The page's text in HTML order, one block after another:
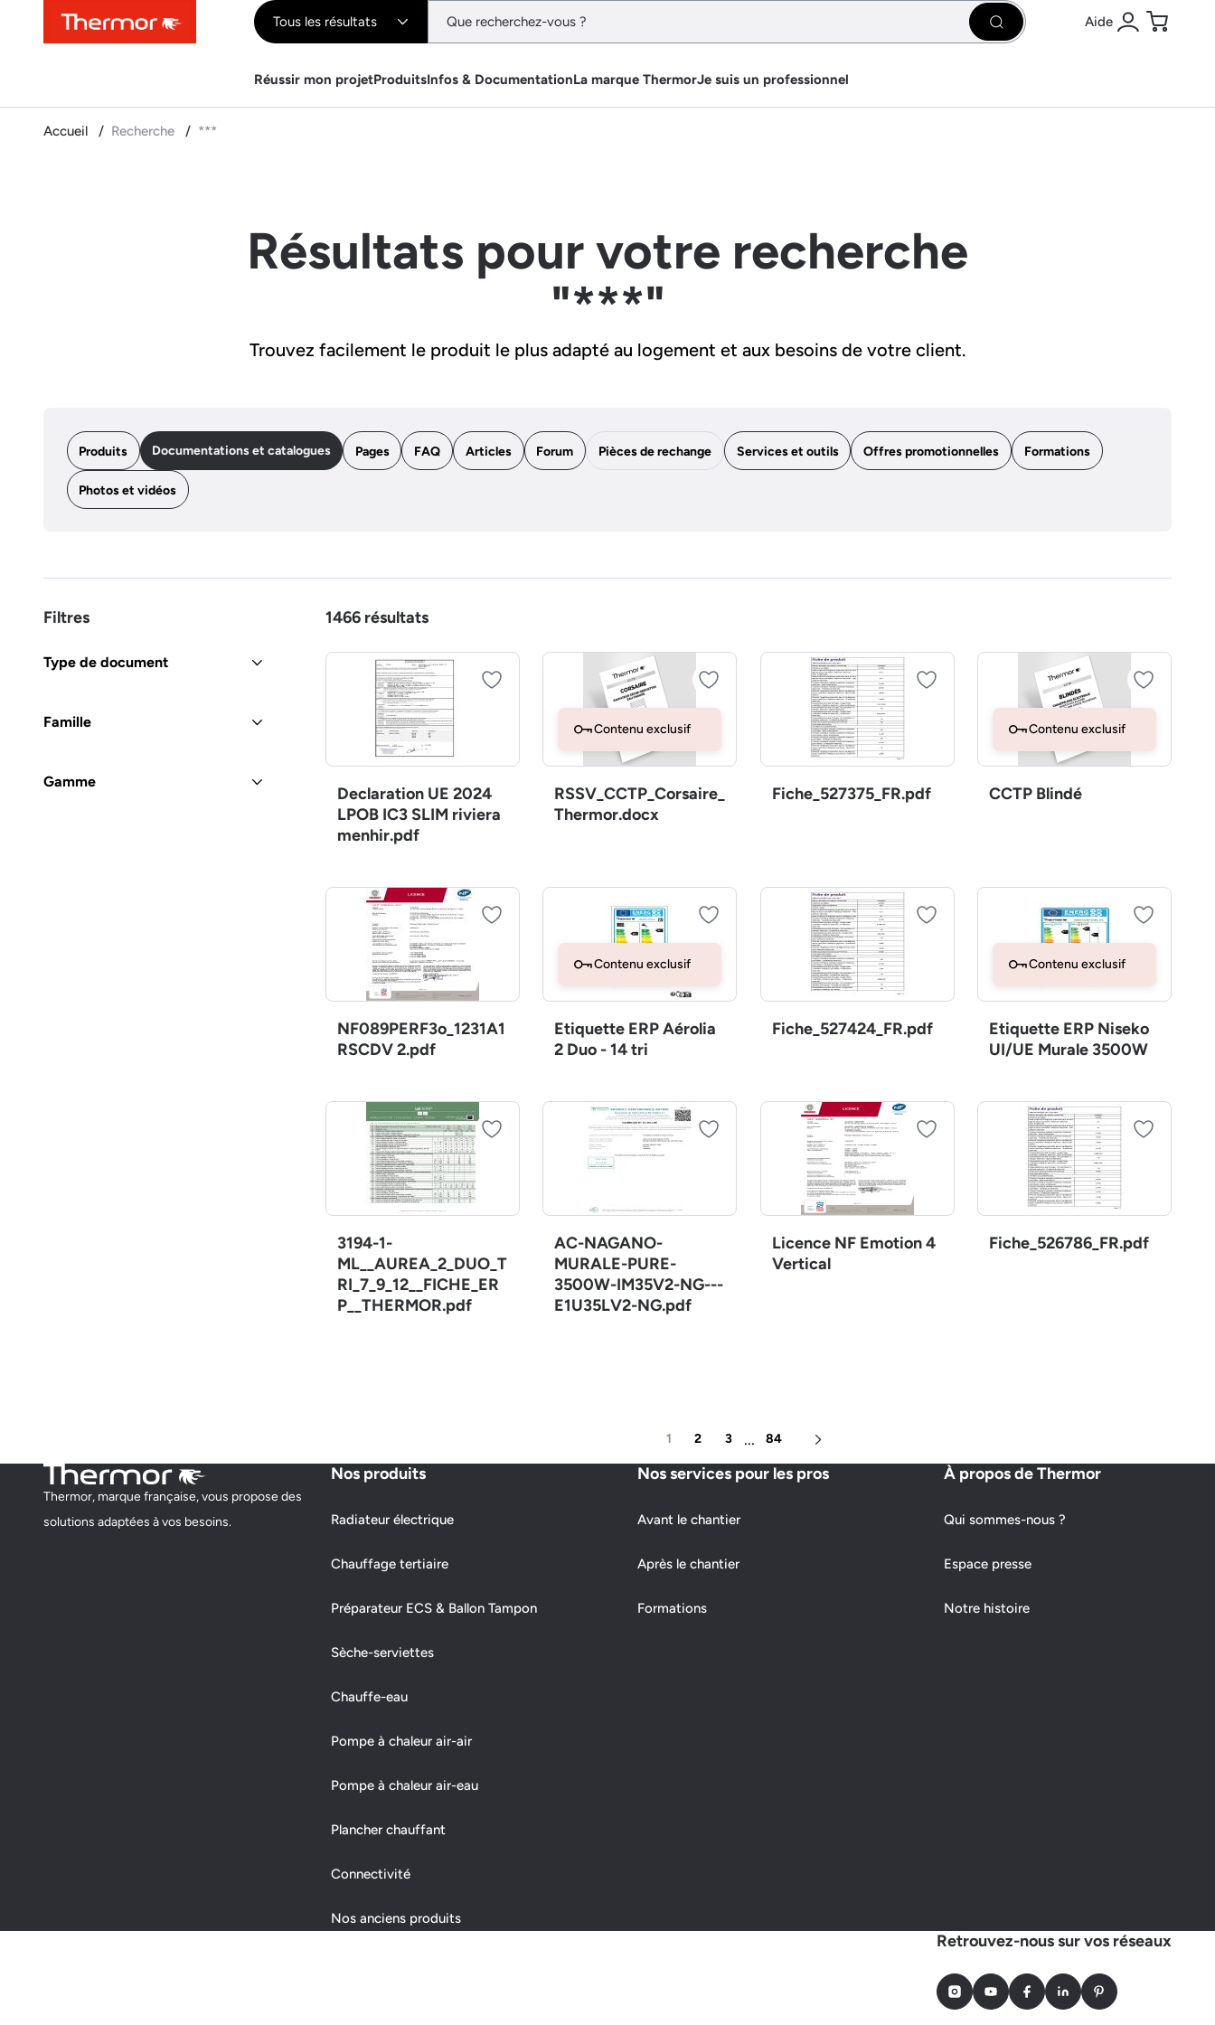
ContenuMenuRecherche Tous les résultats Rechercher Aide
Se connecter
Panier
Réussir mon projetProduitsInfos & DocumentationLa marque ThermorJe suis un professionnel
Accueil Recherche ***
Résultats pour votre recherche
"***"
Trouvez facilement le produit le plus adapté au logement et aux besoins de votre client.
Produits Documentations et catalogues Pages FAQ Articles Forum Pièces de rechange Services et outils Offres promotionnelles Formations
Photos et vidéos
Filtres
Type de document
Famille
Gamme
1466 résultats
Declaration UE 2024
LPOB IC3 SLIM riviera
menhir.pdf
Contenu exclusif
RSSV_CCTP_Corsaire_
Thermor.docx
Fiche_527375_FR.pdf
Contenu exclusif
CCTP Blindé
NF089PERF3o_1231A1
RSCDV 2.pdf
Contenu exclusif
Etiquette ERP Aérolia
2 Duo - 14 tri
Fiche_527424_FR.pdf
Contenu exclusif
Etiquette ERP Niseko
UI/UE Murale 3500W
3194-1-
ML__AUREA_2_DUO_T
RI_7_9_12__FICHE_ER
P__THERMOR.pdf
AC-NAGANO-
MURALE-PURE-
3500W-IM35V2-NG---
E1U35LV2-NG.pdf
Licence NF Emotion 4
Vertical
Fiche_526786_FR.pdf
1 2 3 ... 84
Page suivante
Thermor, marque française, vous propose des
solutions adaptées à vos besoins.
Nos produits
Radiateur électrique
Chauffage tertiaire
Préparateur ECS & Ballon Tampon
Sèche-serviettes
Chauffe-eau
Pompe à chaleur air-air
Pompe à chaleur air-eau
Plancher chauffant
Connectivité
Nos anciens produits
Nos services pour les pros
Avant le chantier
Après le chantier
Formations
À propos de Thermor
Qui sommes-nous ?
Espace presse
Notre histoire
Retrouvez-nous sur vos réseaux
InstagramYoutubeFacebookLinkedInPinterest